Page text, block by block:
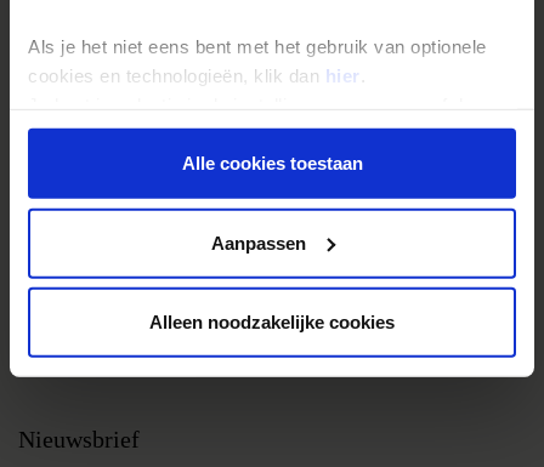
Als je het niet eens bent met het gebruik van optionele
cookies en technologieën, klik dan hier
onder aan de pagina op elk gewenst moment voor de
toekomst wijzigen.Alle cookies toestaan
Aanpassen
Alleen noodzakelijke cookies
Gegarandeerde reizen
Nieuwe reizen
Bel, mail of chat met ons
Cookies instellingen
Disclaimer & copyright
Vacatures
Nieuwsbrief